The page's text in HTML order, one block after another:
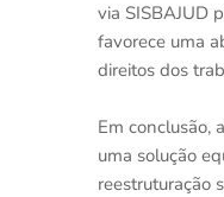
via SISBAJUD
favorece uma
direitos dos
Em conclusão,
uma solução
reestruturação